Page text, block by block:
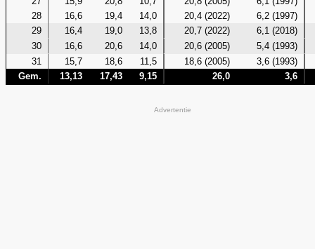
28
16,6 19,4 14,0 20,4 (2022)
6,2 (1997)
29
16,4 19,0 13,8 20,7 (2022)
6,1 (2018)
30
16,6 20,6 14,0 20,6 (2005)
5,4 (1993)
31
15,7 18,6 11,5 18,6 (2005)
3,6 (1993)
Gem.
13,13 17,43 9,15 26,0 3,6
Advertentie